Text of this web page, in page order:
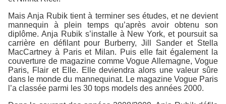
Mais Anja Rubik tient à terminer ses études, et ne devient
mannequin à plein temps qu’après avoir obtenu son
diplôme. Anja Rubik s’installe à New York, et poursuit sa
carrière en défilant pour Burberry, Jill Sander et Stella
MacCartney à Paris et Milan. Puis elle fait également la
couverture de magazine comme Vogue Allemagne, Vogue
Paris, Flair et Elle. Elle deviendra alors une valeur sûre
dans le monde du mannequinat. Le magazine Vogue Paris
l’a classée parmi les 30 tops models des années 2000.